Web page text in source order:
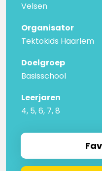
Velsen
Organisator
Tektokids Haarlem
Doelgroep
Basisschool
Leerjaren
4, 5, 6, 7, 8